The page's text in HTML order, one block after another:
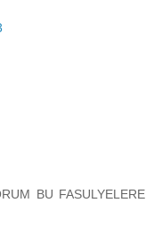
BU FASULYELERE